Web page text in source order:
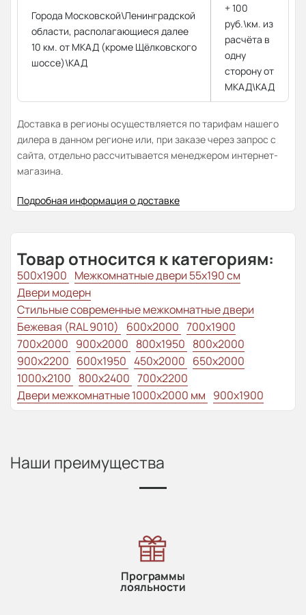
Города Московской\Ленинградской
области, располагающиеся далее
10 км. от МКАД (кроме Щёлковского
шоссе)\КАД
+ 100
руб.\км. из
расчёта в
одну
сторону от
МКАД\КАД
Доставка в регионы осуществляется по тарифам нашего
дилера в данном регионе или, при заказе через запрос с
сайта, отдельно рассчитывается менеджером интернет-
магазина.
Подробная информация о доставке
Товар относится к категориям:
500x1900 Межкомнатные двери 55х190 см
Двери модерн
Стильные современные межкомнатные двери
Бежевая (RAL 9010)
600x2000 700x1900
700x2000 900x2000 800х1950 800x2000
900x2200 600x1950 450x2000 650x2000
1000x2100 800x2400 700x2200
Двери межкомнатные 1000х2000 мм 900x1900
Наши преимущества
Программы
лояльности